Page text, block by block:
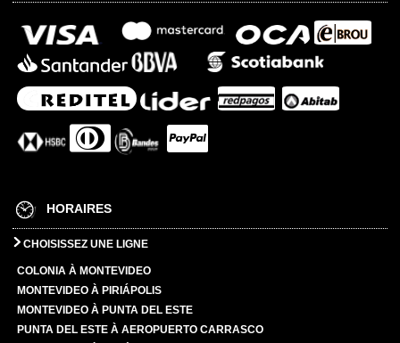
HORAIRES
CHOISISSEZ UNE LIGNE
COLONIA À MONTEVIDEO
MONTEVIDEO À PIRIÁPOLIS
MONTEVIDEO À PUNTA DEL ESTE
PUNTA DEL ESTE À AEROPUERTO CARRASCO